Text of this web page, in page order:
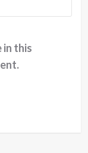
in this